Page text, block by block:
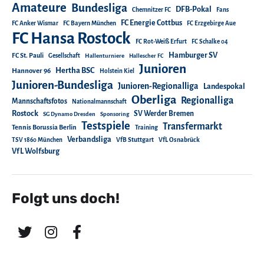
Amateure Bundesliga Chemnitzer FC DFB-Pokal Fans
FC Anker Wismar FC Bayern München FC Energie Cottbus FC Erzgebirge Aue
FC Hansa Rostock FC Rot-Weiß Erfurt FC Schalke 04
FC St. Pauli Gesellschaft Hallenturniere Hallescher FC Hamburger SV
Hannover 96 Hertha BSC Holstein Kiel Junioren
Junioren-Bundesliga Junioren-Regionalliga
Landespokal
Mannschaftsfotos
Nationalmannschaft Oberliga Regionalliga
Rostock SG Dynamo Dresden Sponsoring SV Werder Bremen
Tennis Borussia Berlin Testspiele Training Transfermarkt
TSV 1860 München Verbandsliga VfB Stuttgart VfL Osnabrück
VfL Wolfsburg
Folgt uns doch!